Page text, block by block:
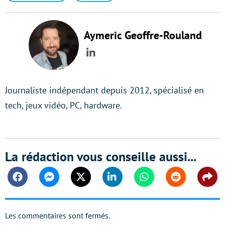
Aymeric Geoffre-Rouland
LinkedIn
Journaliste indépendant depuis 2012, spécialisé en
tech, jeux vidéo, PC, hardware.
La rédaction vous conseille aussi...
FacebookMessengerTwitter Linkedin WhatsappReddit
Les commentaires sont fermés.